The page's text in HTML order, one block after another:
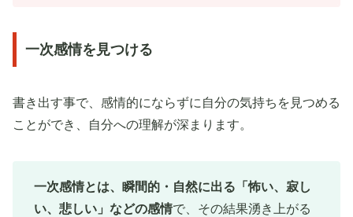
一次感情を見つける
書き出す事で、感情的にならずに自分の気持ちを見つめる
ことができ、自分への理解が深まります。
一次感情とは、瞬間的・自然に出る「怖い、寂し
い、悲しい」などの感情で、その結果湧き上がる